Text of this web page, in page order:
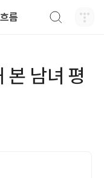
름
본 남녀 평